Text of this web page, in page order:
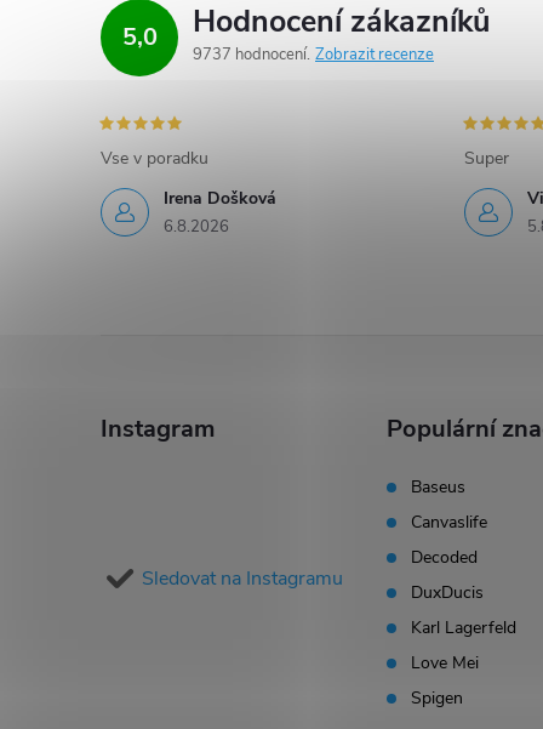
5,0 Hodnocení zákazníků
9737 hodnocení Zobrazit recenze
Irena Došková
6.8.2026
Vse v poradku
Super
Instagram
Sledovat na Instagramu
Populární
Baseus
Canvaslife
Decoded
DuxDucis
Karl Lagerfeld
Love Mei
Spigen